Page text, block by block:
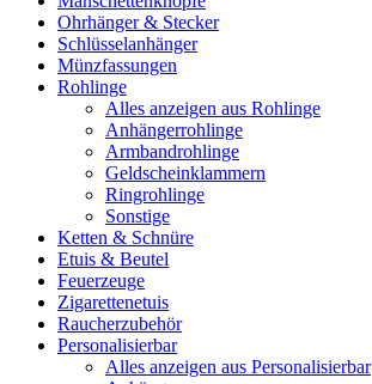
Ohrhänger & Stecker
Schlüsselanhänger
Münzfassungen
Rohlinge
Alles anzeigen aus Rohlinge
Anhängerrohlinge
Armbandrohlinge
Geldscheinklammern
Ringrohlinge
Sonstige
Ketten & Schnüre
Etuis & Beutel
Feuerzeuge
Zigarettenetuis
Raucherzubehör
Personalisierbar
Alles anzeigen aus Personalisierbar